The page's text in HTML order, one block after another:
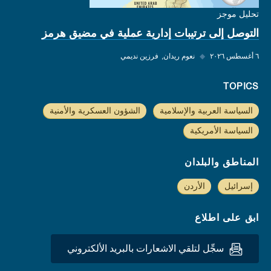
تحليل موجز
التوصل إلى ترتيبات إدارية عملية في مضيق هرمز
٦ أغسطس ٢٠٢٦ ◆ نعوم ريدان فرزين نديمي
TOPICS
السياسة العربية والإسلامية الشؤون العسكرية والأمنية
السياسة الأمريكية
المناطق والبلدان
إسرائيل الأردن
ابق على اطلاع
سجِّل لتلقي الاشعارات بالبريد الألكتروني